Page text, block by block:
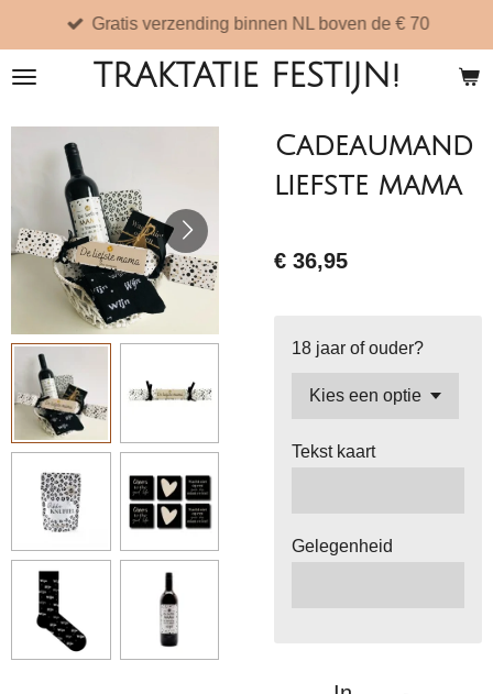
direct
naar
hoofdinhoud
TRAKTATIE FESTIJN!
Gratis verzending binnen NL boven de € 70
Cadeaumand
liefste mama
€ 36,95
18 jaar of ouder?
Tekst kaart
Gelegenheid